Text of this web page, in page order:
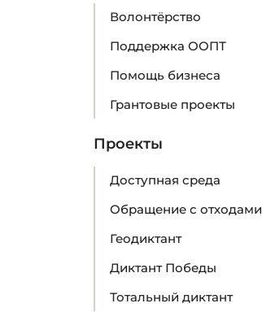
Волонтёрство
Поддержка ООПТ
Помощь бизнеса
Грантовые проекты
Проекты
Доступная среда
Обращение с отходами
Геодиктант
Диктант Победы
Тотальный диктант